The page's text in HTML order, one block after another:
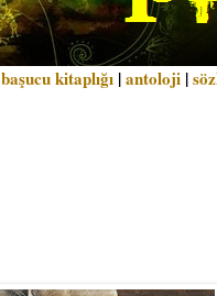
başucu kitaplığı |antoloji |